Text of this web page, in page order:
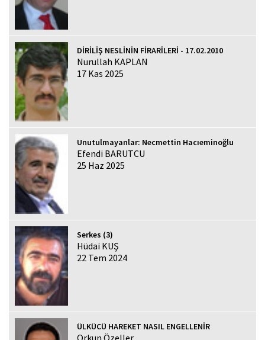
DİRİLİŞ NESLİNİN FİRARÎLERİ - 17.02.2010
Nurullah KAPLAN
17 Kas 2025
Unutulmayanlar: Necmettin Hacıeminoğlu
Efendi BARUTCU
25 Haz 2025
Serkes (3)
Hüdai KUŞ
22 Tem 2024
ÜLKÜCÜ HAREKET NASIL ENGELLENİR
Orkun Özeller